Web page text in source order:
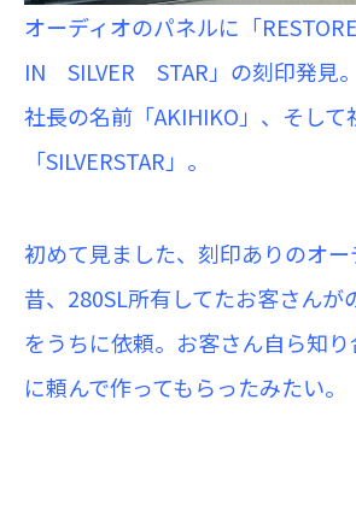
オーディオのパネルに「
IN SILVER STAR」の刻印発見。
社長の名前「AKIHIKO」、そして
「SILVERSTAR」。
初めて見ました、刻印ありのオー
昔、280SL所有してたお客さんが
をうちに依頼。お客さん自ら知
に頼んで作ってもらったみたい。